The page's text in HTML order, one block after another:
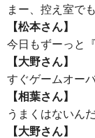
まー、控え室で
【松本さん】
今日もずーっと
【大野さん】
すぐゲームオー
【相葉さん】
うまくはないん
【大野さん】